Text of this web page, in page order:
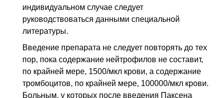
индивидуальном случае следует
руководствоваться данными специальной
литературы.
Введение препарата не следует повторять до тех
пор, пока содержание нейтрофилов не составит,
по крайней мере, 1500/мкл крови, а содержание
тромбоцитов, по крайней мере, 100000/мкл крови.
Больным, у которых после введения Паксена